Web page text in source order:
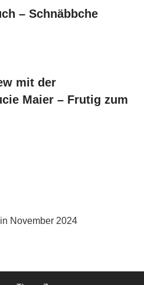
– Schnäbbche
mit der
Maier – Frutig zum
November 2024